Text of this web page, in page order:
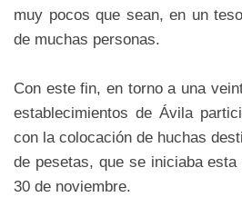
muy pocos que sean, en un
de muchas personas.
Con este fin, en torno a una
establecimientos de Ávila
con la colocación de huchas
de pesetas, que se iniciaba
30 de noviembre.